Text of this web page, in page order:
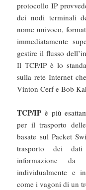
protocollo IP
dei nodi terminali
nome univoco,
immediatamente
gestire il flusso
Il TCP/IP è lo
sulla rete Internet
Vinton Cerf e Bob
TCP/IP è più
per il trasporto
basate sul Packet
trasporto dei
informazione da
individualmente e
come i vagoni di un